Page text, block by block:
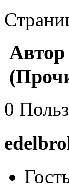
Автор
0